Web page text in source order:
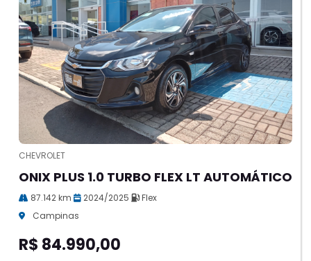
CHEVROLET
ONIX PLUS 1.0 TURBO FLEX LT AUTOMÁTICO
87.142 km 2024/2025
Flex
Campinas
R$ 84.990,00